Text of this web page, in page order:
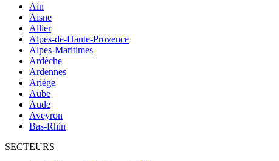
Ain
Aisne
Allier
Alpes-de-Haute-Provence
Alpes-Maritimes
Ardèche
Ardennes
Ariège
Aube
Aude
Aveyron
Bas-Rhin
SECTEURS